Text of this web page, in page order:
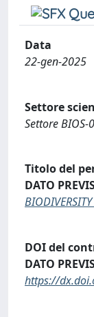
Data
22-gen-2025
Settore
Settore
Titolo del
DATO
DOI del
DATO
https://